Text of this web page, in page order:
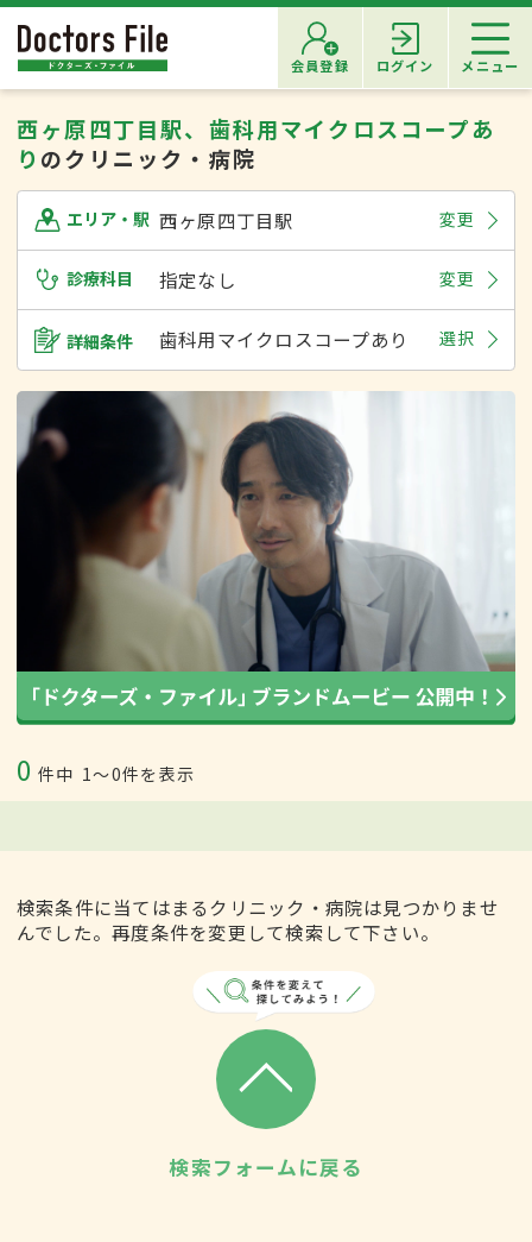
会員登録 ログイン メニュー
西ヶ原四丁目駅、歯科用マイクロスコープあ
り のクリニック・病院
エリア・駅 西ヶ原四丁目駅 変更
診療科目 指定なし 変更
詳細条件 歯科用マイクロスコープあり 選択
0 件中 1〜0件を表示
検索条件に当てはまるクリニック・病院は見つかりませ
んでした。再度条件を変更して検索して下さい。
検索フォームに戻る